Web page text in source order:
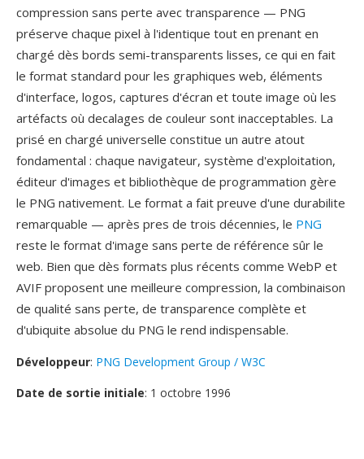
compression sans perte avec transparence — PNG
préserve chaque pixel à l'identique tout en prenant en
chargé dès bords semi-transparents lisses, ce qui en fait
le format standard pour les graphiques web, éléments
d'interface, logos, captures d'écran et toute image où les
artéfacts où decalages de couleur sont inacceptables. La
prisé en chargé universelle constitue un autre atout
fondamental : chaque navigateur, système d'exploitation,
éditeur d'images et bibliothèque de programmation gère
le PNG nativement. Le format a fait preuve d'une durabilite
remarquable — après pres de trois décennies, le PNG
reste le format d'image sans perte de référence sûr le
web. Bien que dès formats plus récents comme WebP et
AVIF proposent une meilleure compression, la combinaison
de qualité sans perte, de transparence complète et
d'ubiquite absolue du PNG le rend indispensable.
Développeur: PNG Development Group / W3C
Date de sortie initiale: 1 octobre 1996